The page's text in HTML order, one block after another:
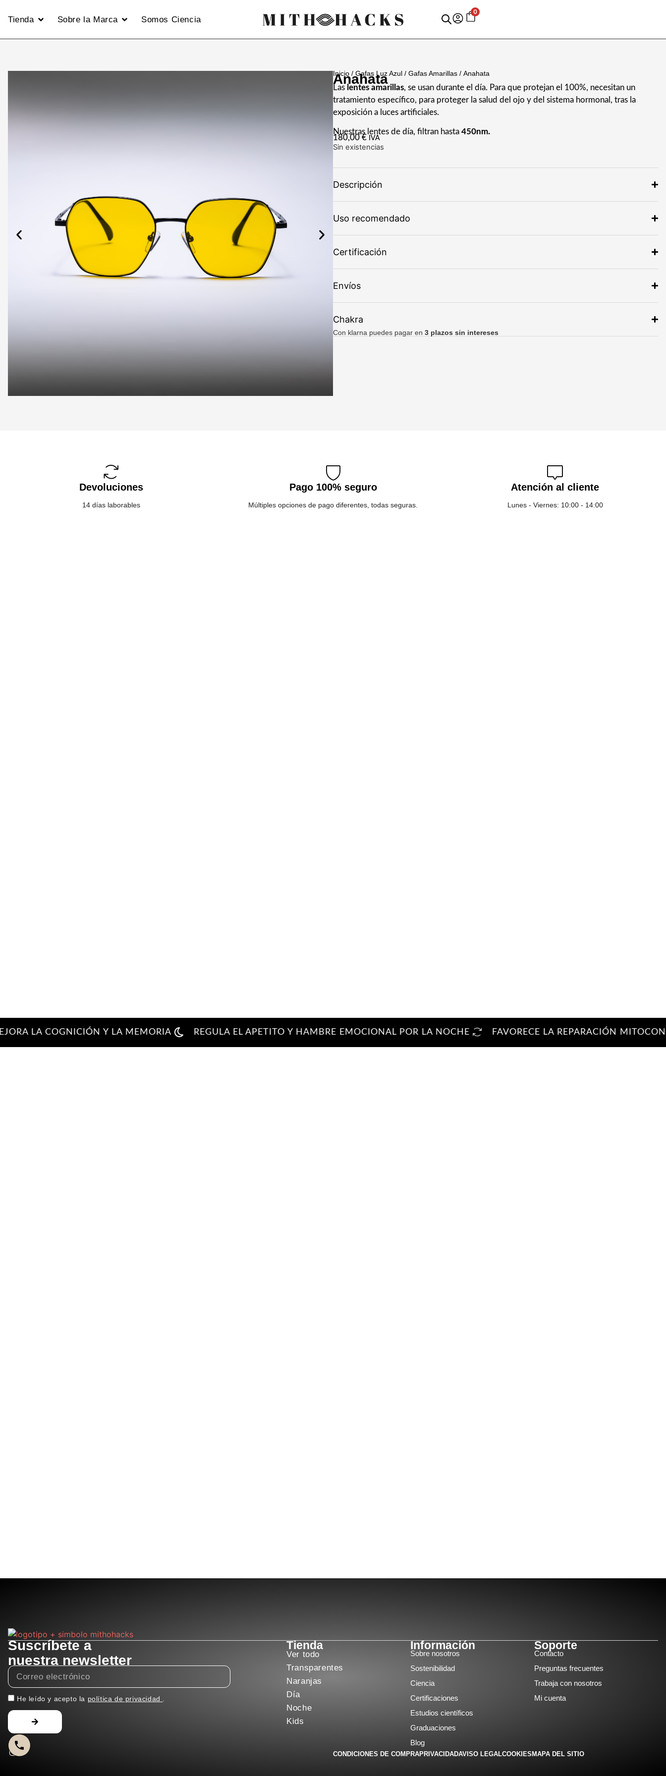
Tienda Sobre la Marca Somos Ciencia
0
Inicio / Gafas Luz Azul / Gafas Amarillas / Anahata
Anahata
Las lentes amarillas, se usan durante el día. Para que protejan el 100%, necesitan un
tratamiento específico, para proteger la salud del ojo y del sistema hormonal, tras la
exposición a luces artificiales.
Nuestras lentes de día, filtran hasta 450nm.
180,00 € IVA
Sin existencias
Descripción
Uso recomendado
Certificación
Envíos
Chakra
Con klarna puedes pagar en 3 plazos sin intereses
Devoluciones
14 días laborables
Pago 100% seguro
Múltiples opciones de pago diferentes, todas seguras.
Atención al cliente
Lunes - Viernes: 10:00 - 14:00
LA COGNICIÓN Y LA MEMORIA REGULA EL APETITO Y HAMBRE EMOCIONAL POR LA NOCHE FAVORECE LA REPARACIÓN
Suscríbete a
nuestra newsletter
He leído y acepto la política de privacidad .
Tienda
Ver todo
Transparentes
Naranjas
Día
Noche
Kids
Información
Sobre nosotros
Sostenibilidad
Ciencia
Certificaciones
Estudios científicos
Graduaciones
Blog
Soporte
Contacto
Preguntas frecuentes
Trabaja con nosotros
Mi cuenta
CONDICIONES DE COMPRAPRIVACIDADAVISO LEGALCOOKIESMAPA DEL SITIO